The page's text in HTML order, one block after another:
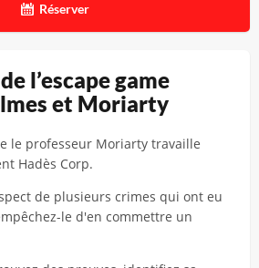
l’escape game
et Moriarty
le professeur Moriarty travaille
Hadès Corp.
de plusieurs crimes qui ont eu
le d'en commettre un
Réserver